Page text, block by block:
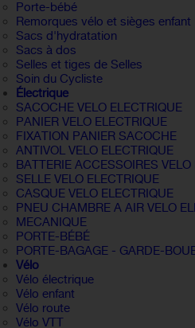
Porte-bébé
Remorques vélo et sièges enfant
Sacs d'hydratation
Sacs à dos
Selles et tiges de Selles
Soin du Cycliste
Électrique
SACOCHE VELO ELECTRIQUE
PANIER VELO ELECTRIQUE
FIXATION PANIER SACOCHE
ANTIVOL VELO ELECTRIQUE
BATTERIE ACCESSOIRES VELO
SELLE VELO ELECTRIQUE
CASQUE VELO ELECTRIQUE
PNEU CHAMBRE A AIR VELO
MECANIQUE
PORTE-BÉBÉ
PORTE-BAGAGE - GARDE-
Vélo
Vélo électrique
Vélo enfant
Vélo route
Vélo VTT